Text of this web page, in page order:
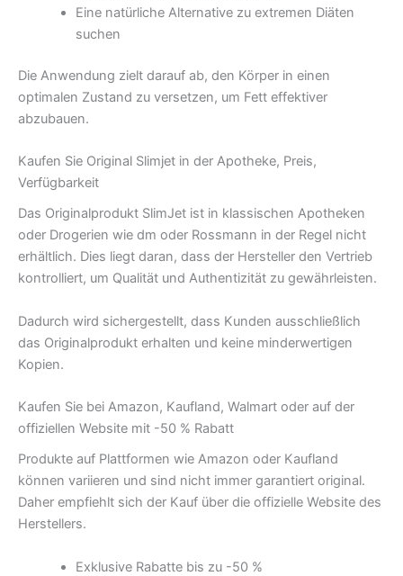
Eine natürliche Alternative zu extremen Diäten
suchen
Die Anwendung zielt darauf ab, den Körper in einen
optimalen Zustand zu versetzen, um Fett effektiver
abzubauen.
Kaufen Sie Original Slimjet in der Apotheke, Preis,
Verfügbarkeit
Das Originalprodukt SlimJet ist in klassischen Apotheken
oder Drogerien wie dm oder Rossmann in der Regel nicht
erhältlich. Dies liegt daran, dass der Hersteller den Vertrieb
kontrolliert, um Qualität und Authentizität zu gewährleisten.
Dadurch wird sichergestellt, dass Kunden ausschließlich
das Originalprodukt erhalten und keine minderwertigen
Kopien.
Kaufen Sie bei Amazon, Kaufland, Walmart oder auf der
offiziellen Website mit -50 % Rabatt
Produkte auf Plattformen wie Amazon oder Kaufland
können variieren und sind nicht immer garantiert original.
Daher empfiehlt sich der Kauf über die offizielle Website des
Herstellers.
Exklusive Rabatte bis zu -50 %